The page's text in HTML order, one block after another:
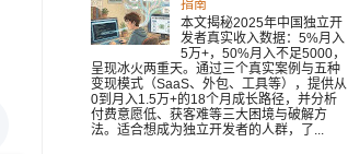
指南
本文揭秘2025年中国独立开
发者真实收入数据：5%月入
5万+，50%月入不足5000，
呈现冰火两重天。通过三个真实案例与五种
变现模式（SaaS、外包、工具等），提供从
0到月入1.5万+的18个月成长路径，并分析
付费意愿低、获客难等三大困境与破解方
法。适合想成为独立开发者的人群，了...